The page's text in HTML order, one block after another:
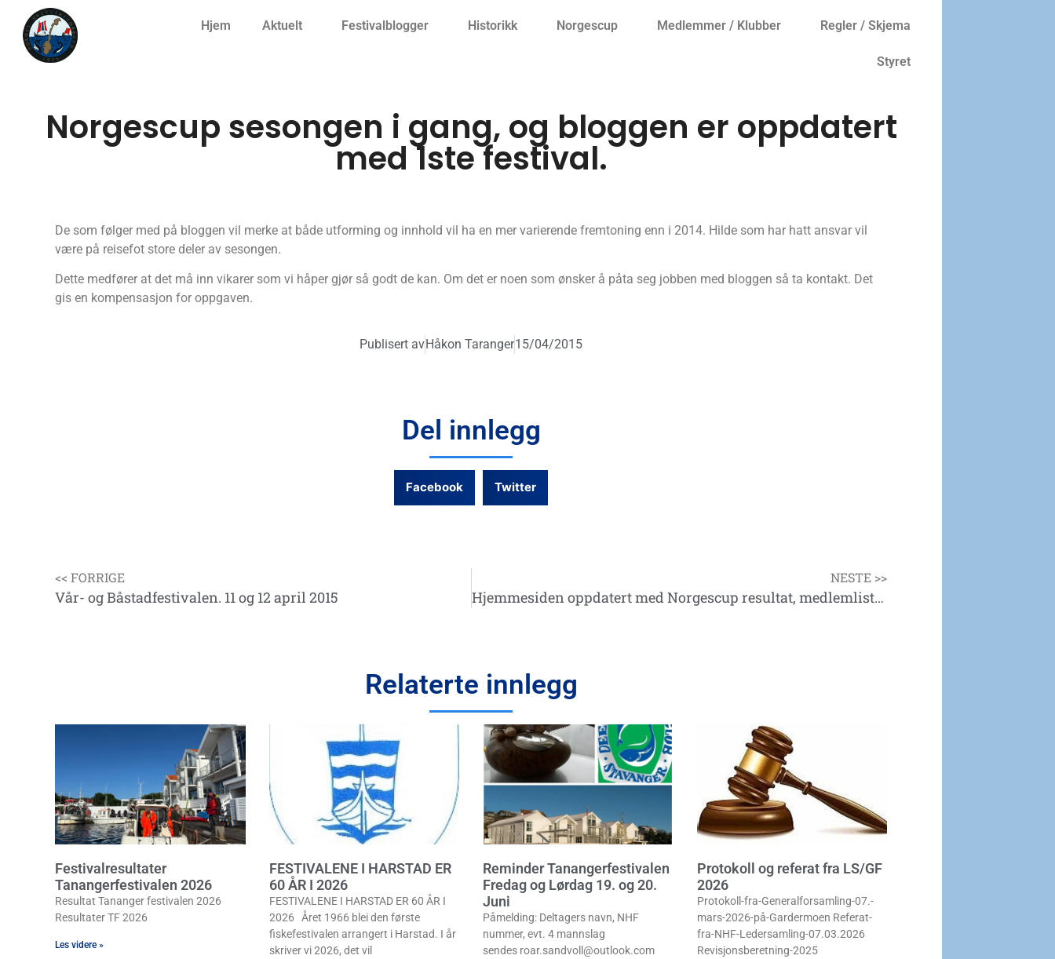
Hjem Aktuelt Festivalblogger Historikk Norgescup Medlemmer / Klubber Regler / Skjema
Styret
Norgescup sesongen i gang, og bloggen er oppdatert
med 1ste festival.
De som følger med på bloggen vil merke at både utforming og innhold vil ha en mer varierende fremtoning enn i 2014. Hilde som har hatt ansvar vil
være på reisefot store deler av sesongen.
Dette medfører at det må inn vikarer som vi håper gjør så godt de kan. Om det er noen som ønsker å påta seg jobben med bloggen så ta kontakt. Det
gis en kompensasjon for oppgaven.
Publisert avHåkon Taranger15/04/2015
Del innlegg
Facebook Twitter
<< FORRIGE
Vår- og Båstadfestivalen. 11 og 12 april 2015
NESTE >>
Hjemmesiden oppdatert med Norgescup resultat, medlemliste mm.
Relaterte innlegg
Festivalresultater
Tanangerfestivalen 2026
Resultat Tananger festivalen 2026
Resultater TF 2026
Les videre »
FESTIVALENE I HARSTAD ER
60 ÅR I 2026
FESTIVALENE I HARSTAD ER 60 ÅR I
2026 Året 1966 blei den første
fiskefestivalen arrangert i Harstad. I år
skriver vi 2026, det vil
Reminder Tanangerfestivalen
Fredag og Lørdag 19. og 20.
Juni
Påmelding: Deltagers navn, NHF
nummer, evt. 4 mannslag
sendes roar.sandvoll@outlook.com
Protokoll og referat fra LS/GF
2026
Protokoll-fra-Generalforsamling-07.-
mars-2026-på-Gardermoen Referat-
fra-NHF-Ledersamling-07.03.2026
Revisjonsberetning-2025